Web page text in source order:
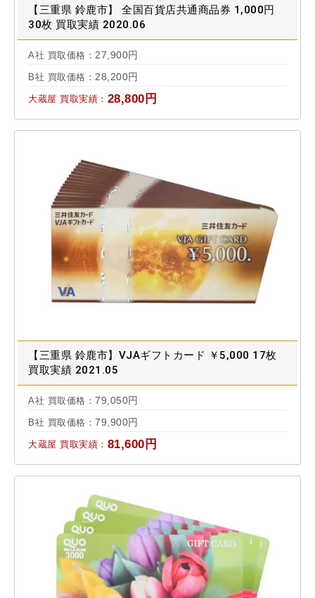
【三重県 鈴鹿市】 全国百貨店共通商品券 1,000円
30枚 買取実績 2020.06
A社 買取価格： 27,900円
B社 買取価格： 28,200円
大蔵屋 買取実績： 28,800円
【三重県 鈴鹿市】VJAギフトカード ￥5,000 17枚
買取実績 2021.05
A社 買取価格： 79,050円
B社 買取価格： 79,900円
大蔵屋 買取実績： 81,600円